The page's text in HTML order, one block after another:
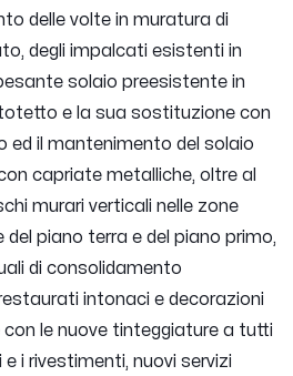
delle volte in muratura di
degli impalcati esistenti in
solaio preesistente in
e la sua sostituzione con
ed il mantenimento del solaio
capriate metalliche, oltre al
murari verticali nelle zone
piano terra e del piano primo,
di consolidamento
intonaci e decorazioni
con le nuove tinteggiature a tutti
i rivestimenti, nuovi servizi